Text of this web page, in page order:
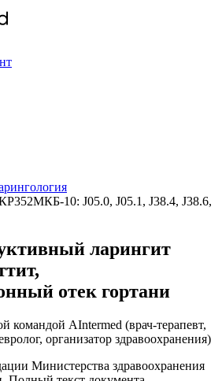
МКБ-10: J05.0, J05.1, J38.4, J38.6,
ларингит
отек гортани
командой AIntermed (врач-терапевт,
организатор здравоохранения)
Министерства здравоохранения